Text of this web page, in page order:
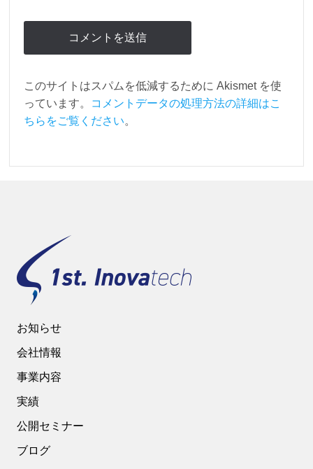
このサイトはスパムを低減するために Akismet を使
っています。 コメントデータの処理方法の詳細はこ
ちらをご覧ください。
お知らせ
会社情報
事業内容
実績
公開セミナー
ブログ